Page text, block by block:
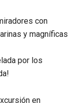
con
y magníficas
por los